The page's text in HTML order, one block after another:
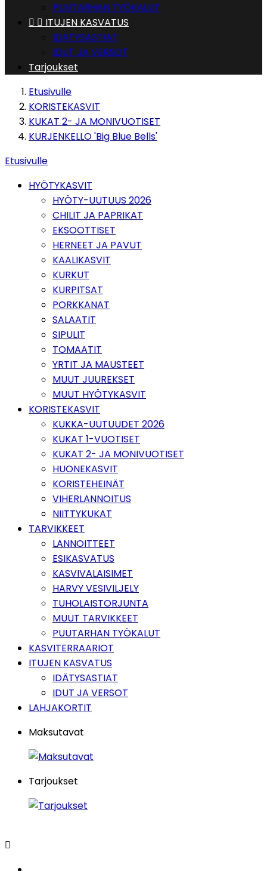
PUUTARHAN TYÖKALUT
  ITUJEN KASVATUS
IDÄTYSASTIAT
IDUT JA VERSOT
Tarjoukset
Etusivulle
KORISTEKASVIT
KUKAT 2- JA MONIVUOTISET
KURJENKELLO 'Big Blue Bells'
Etusivulle
HYÖTYKASVIT
HYÖTY-UUTUUS 2026
CHILIT JA PAPRIKAT
EKSOOTTISET
HERNEET JA PAVUT
KAALIKASVIT
KURKUT
KURPITSAT
PORKKANAT
SALAATIT
SIPULIT
TOMAATIT
YRTIT JA MAUSTEET
MUUT JUUREKSET
MUUT HYÖTYKASVIT
KORISTEKASVIT
KUKKA-UUTUUDET 2026
KUKAT 1-VUOTISET
KUKAT 2- JA MONIVUOTISET
HUONEKASVIT
KORISTEHEINÄT
VIHERLANNOITUS
NIITTYKUKAT
TARVIKKEET
LANNOITTEET
ESIKASVATUS
KASVIVALAISIMET
HARVY VESIVILJELY
TUHOLAISTORJUNTA
MUUT TARVIKKEET
PUUTARHAN TYÖKALUT
KASVITERRAARIOT
ITUJEN KASVATUS
IDÄTYSASTIAT
IDUT JA VERSOT
LAHJAKORTIT
Maksutavat
Tarjoukset
